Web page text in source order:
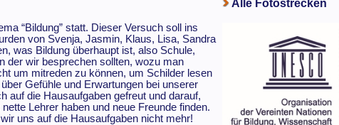
“Bildung” statt. Dieser Versuch soll ins
von Svenja, Jasmin, Klaus, Lisa, Sandra
was Bildung überhaupt ist, also Schule,
der wir besprechen sollten, wozu man
um mitreden zu können, um Schilder lesen
Gefühle und Erwartungen bei unserer
auf die Hausaufgaben gefreut und darauf,
Lehrer haben und neue Freunde finden.
uns auf die Hausaufgaben nicht mehr!
Alle Fotostrecken